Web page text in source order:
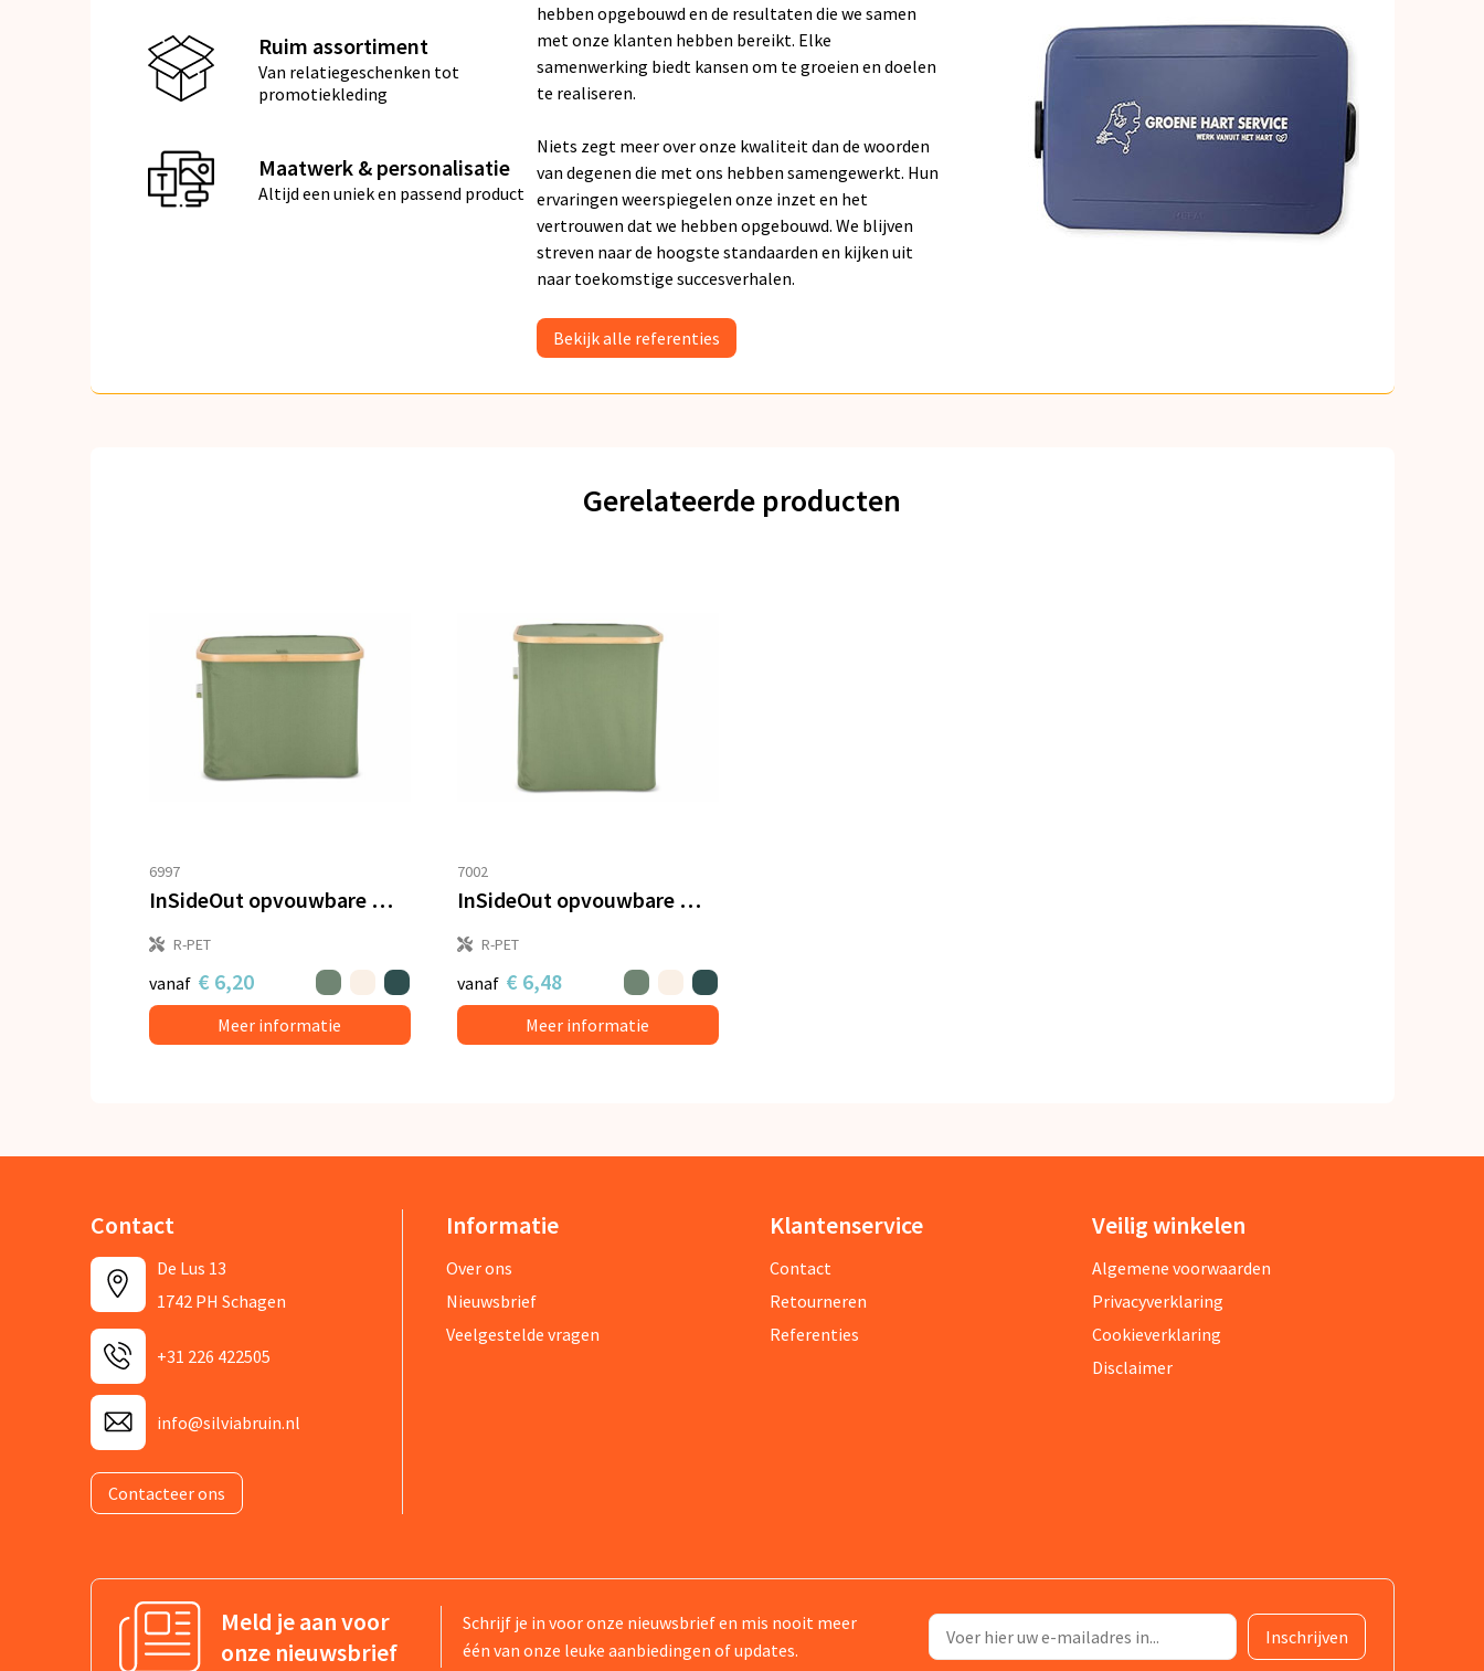
Ruim assortiment
Van relatiegeschenken tot
promotiekleding
Maatwerk & personalisatie
Altijd een uniek en passend product
hebben opgebouwd en de resultaten die we samen
met onze klanten hebben bereikt. Elke
samenwerking biedt kansen om te groeien en doelen
te realiseren.
Niets zegt meer over onze kwaliteit dan de woorden
van degenen die met ons hebben samengewerkt. Hun
ervaringen weerspiegelen onze inzet en het
vertrouwen dat we hebben opgebouwd. We blijven
streven naar de hoogste standaarden en kijken uit
naar toekomstige succesverhalen.
Bekijk alle referenties
Gerelateerde producten
6997
InSideOut opvouwbare mand met deksel Sogne 40.5 x 33 x 30cm rPET
R-PET
vanaf € 6,20
Meer informatie
7002
InSideOut opvouwbare mand met deksel Sogne 40,5 x 33 x 42cm rPET
R-PET
vanaf € 6,48
Meer informatie
Contact
De Lus 13
1742 PH Schagen
+31 226 422505
info@silviabruin.nl
Contacteer ons
Informatie
Over ons
Nieuwsbrief
Veelgestelde vragen
Klantenservice
Contact
Retourneren
Referenties
Veilig winkelen
Algemene voorwaarden
Privacyverklaring
Cookieverklaring
Disclaimer
Meld je aan voor
onze nieuwsbrief
Schrijf je in voor onze nieuwsbrief en mis nooit meer
één van onze leuke aanbiedingen of updates.